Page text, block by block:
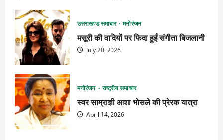
उत्तराखण्ड समाचार मनोरंजन
मसूरी की वादियों पर फिदा हुईं संगीता बिजलानी
July 20, 2026
मनोरंजन राष्ट्रीय समाचार
स्वर साम्राज्ञी आशा भोसले की प्रेरक यात्रा
April 14, 2026